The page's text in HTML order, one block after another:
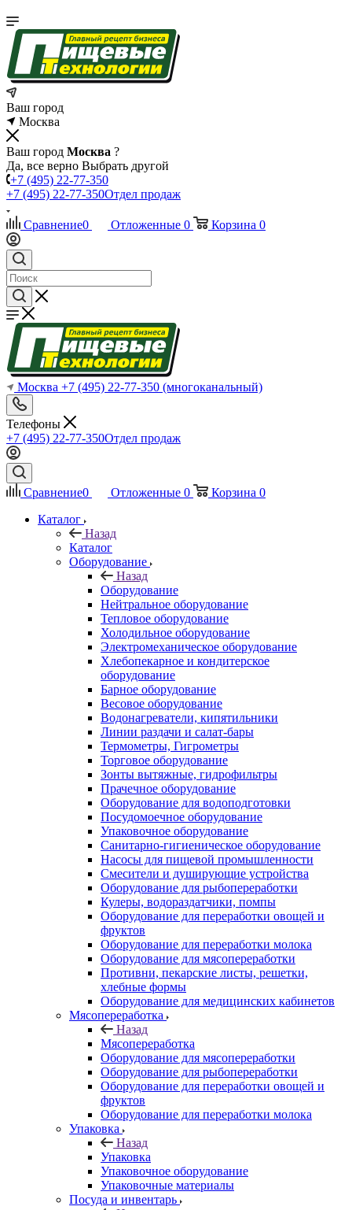
Ваш город
Москва
Ваш город Москва ?
Да, все верно Выбрать другой
+7 (495) 22-77-350
+7 (495) 22-77-350Отдел продаж
Сравнение0 Отложенные 0 Корзина 0
Москва +7 (495) 22-77-350 (многоканальный)
Телефоны
+7 (495) 22-77-350Отдел продаж
Сравнение0 Отложенные 0 Корзина 0
Каталог
Назад
Каталог
Оборудование
Назад
Оборудование
Нейтральное оборудование
Тепловое оборудование
Холодильное оборудование
Электромеханическое оборудование
Хлебопекарное и кондитерское
оборудование
Барное оборудование
Весовое оборудование
Водонагреватели, кипятильники
Линии раздачи и салат-бары
Термометры, Гигрометры
Торговое оборудование
Зонты вытяжные, гидрофильтры
Прачечное оборудование
Оборудование для водоподготовки
Посудомоечное оборудование
Упаковочное оборудование
Санитарно-гигиеническое оборудование
Насосы для пищевой промышленности
Смесители и душирующие устройства
Оборудование для рыбопереработки
Кулеры, водораздатчики, помпы
Оборудование для переработки овощей и
фруктов
Оборудование для переработки молока
Оборудование для мясопереработки
Противни, пекарские листы, решетки,
хлебные формы
Оборудование для медицинских кабинетов
Мясопереработка
Назад
Мясопереработка
Оборудование для мясопереработки
Оборудование для рыбопереработки
Оборудование для переработки овощей и
фруктов
Оборудование для переработки молока
Упаковка
Назад
Упаковка
Упаковочное оборудование
Упаковочные материалы
Посуда и инвентарь